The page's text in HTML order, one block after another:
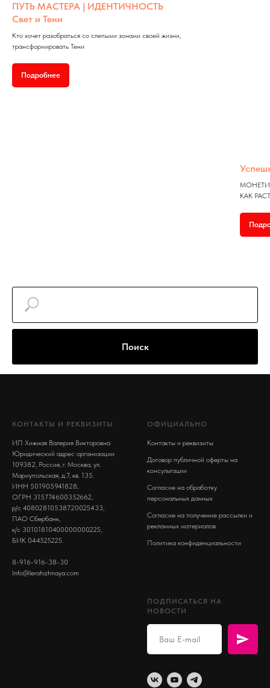
ПУТЬ МАСТЕРА | ИДЕНТИЧНОСТЬ
Свет и Тени
Кто хочет разобраться со слепыми зонами своей жизни,
трансформировать Тени
Подробнее
КАК
Поиск
КОНТАКТЫ И РЕКВИЗИТЫ
ИП Хижная Валерия Викторовна
Юридический адрес организации
109382, Россия, г. Москва, ул.
Мариупольская, д.7, кв. 135.
ИНН 501905941828,
ОГРН 315774600352662,
р/с 40802810538720025433,
ПАО Сбербанк,
к/с 30101810400000000225,
БИК 044525225.
8-916-916-38-30
Info@lerahizhnaya.com
ОФИЦИАЛЬНО
Контакты и реквизиты
Договор публичной оферты на
консультации
Согласие на обработку
персональных данных
Согласие на получение рассылки и
рекламных материалов
Политика конфиденциальности
ПОДПИСАТЬСЯ НА
НОВОСТИ